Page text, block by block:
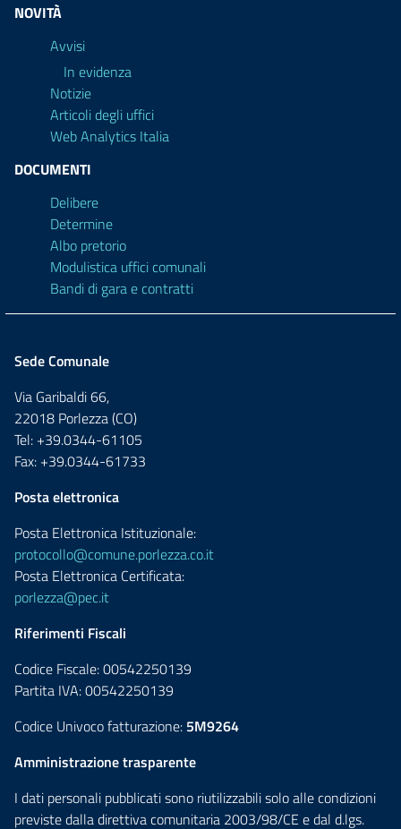
NOVITÀ
Avvisi
In evidenza
Notizie
Articoli degli uffici
Web Analytics Italia
DOCUMENTI
Delibere
Determine
Albo pretorio
Modulistica uffici comunali
Bandi di gara e contratti
Sede Comunale
Via Garibaldi 66,
22018 Porlezza (CO)
Tel: +39.0344-61105
Fax: +39.0344-61733
Posta elettronica
Posta Elettronica Istituzionale:
protocollo@comune.porlezza.co.it
Posta Elettronica Certificata:
porlezza@pec.it
Riferimenti Fiscali
Codice Fiscale: 00542250139
Partita IVA: 00542250139
Codice Univoco fatturazione: 5M9264
Amministrazione trasparente
I dati personali pubblicati sono riutilizzabili solo alle condizioni
previste dalla direttiva comunitaria 2003/98/CE e dal d.lgs.